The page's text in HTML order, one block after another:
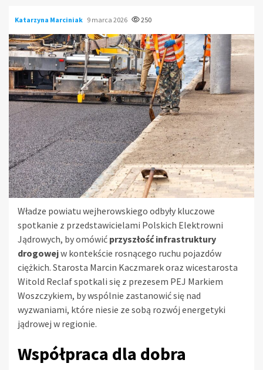
Katarzyna Marciniak 9 marca 2026 250
Władze powiatu wejherowskiego odbyły kluczowe
spotkanie z przedstawicielami Polskich Elektrowni
Jądrowych, by omówić przyszłość infrastruktury
drogowejw kontekście rosnącego ruchu pojazdów
ciężkich. Starosta Marcin Kaczmarek oraz wicestarosta
Witold Reclaf spotkali się z prezesem PEJ Markiem
Woszczykiem, by wspólnie zastanowić się nad
wyzwaniami, które niesie ze sobą rozwój energetyki
jądrowej w regionie.
Współpraca dla dobra